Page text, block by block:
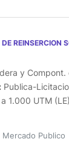
REINSERCION
y Compont.
Publica-
1.000 UTM (LE)
Mercado Publico